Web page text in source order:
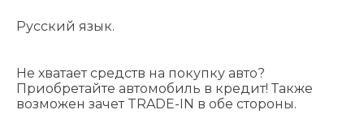
Русский язык.
Не хватает средств на покупку авто?
Приобретайте автомобиль в кредит! Также
возможен зачет TRADE-IN в обе стороны.